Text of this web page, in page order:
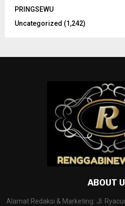
PRINGSEWU
Uncategorized (1,242)
ABOUT
Alamat Redaksi & Marketing: Jl.